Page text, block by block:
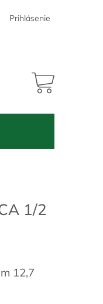
Prihlásenie
NÁKUPNÝ
1/2
12,7